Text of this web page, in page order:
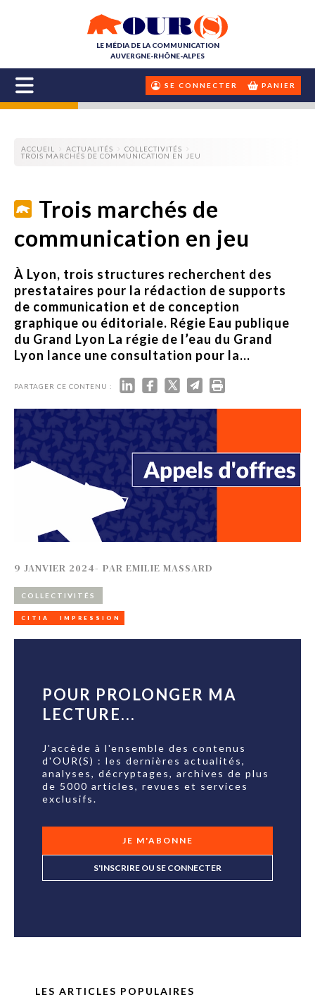
LE MÉDIA DE LA COMMUNICATION
AUVERGNE-RHÔNE-ALPES
SE CONNECTER PANIER
ACCUEIL ACTUALITÉS
COLLECTIVITÉS
TROIS MARCHÉS DE COMMUNICATION EN JEU
Trois marchés de
communication en jeu
À Lyon, trois structures recherchent des
prestataires pour la rédaction de supports
de communication et de conception
graphique ou éditoriale. Régie Eau publique
du Grand Lyon La régie de l’eau du Grand
Lyon lance une consultation pour la...
PARTAGER CE CONTENU :
9 JANVIER 2024- PAR EMILIE MASSARD
COLLECTIVITÉS
CITIA IMPRESSION
POUR PROLONGER MA
LECTURE...
J'accède à l'ensemble des contenus
d'OUR(S) : les dernières actualités,
analyses, décryptages, archives de plus
de 5000 articles, revues et services
exclusifs.
JE M'ABONNE
S'INSCRIRE OU SE CONNECTER
LES ARTICLES POPULAIRES